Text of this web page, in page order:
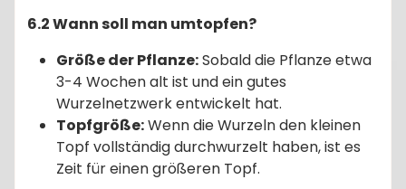
6.2 Wann soll man umtopfen?
Größe der Pflanze:Sobald die Pflanze etwa
3-4 Wochen alt ist und ein gutes
Wurzelnetzwerk entwickelt hat.
Topfgröße:Wenn die Wurzeln den kleinen
Topf vollständig durchwurzelt haben, ist es
Zeit für einen größeren Topf.